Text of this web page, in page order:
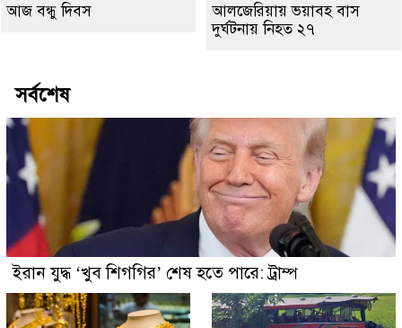
আজ বন্ধু দিবস
আলজেরিয়ায় ভয়াবহ বাস
দুর্ঘটনায় নিহত ২৭
সর্বশেষ
ইরান যুদ্ধ ‘খুব শিগগির’ শেষ হতে পারে: ট্রাম্প